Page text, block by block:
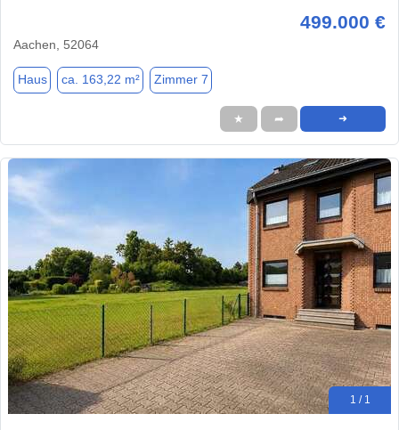
499.000 €
Aachen, 52064
Haus ca. 163,22 m² Zimmer 7
★ ➦ ➜
1 / 1